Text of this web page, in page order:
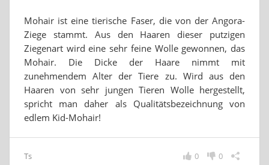
Mohair ist eine tierische Faser, die von der Angora-
Ziege stammt. Aus den Haaren dieser putzigen
Ziegenart wird eine sehr feine Wolle gewonnen, das
Mohair. Die Dicke der Haare nimmt mit
zunehmendem Alter der Tiere zu. Wird aus den
Haaren von sehr jungen Tieren Wolle hergestellt,
spricht man daher als Qualitätsbezeichnung von
edlem Kid-Mohair!
Ts 0
0